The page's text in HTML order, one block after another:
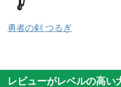
勇者の剣 つるぎ
レビューがレベルの高い